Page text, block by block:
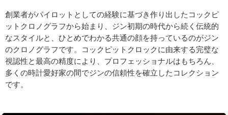
創業者がパイロットとしての経験に基づき作り出したコックピ
ットクロノグラフから始まり、ジン初期の時代から続く伝統的
なスタイルと、ひとめでわかる共通の顔を持っているのがジン
のクロノグラフです。コックピットクロックに由来する完璧な
視認性と最高の精度により、プロフェッショナルはもちろん、
多くの時計愛好家の間でジンの信頼性を確立したコレクション
です。